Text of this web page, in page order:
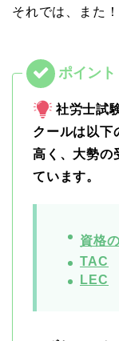
それでは、また！
社労士試
クールは以下
高く、大勢の
ています。
資格
TAC
LEC